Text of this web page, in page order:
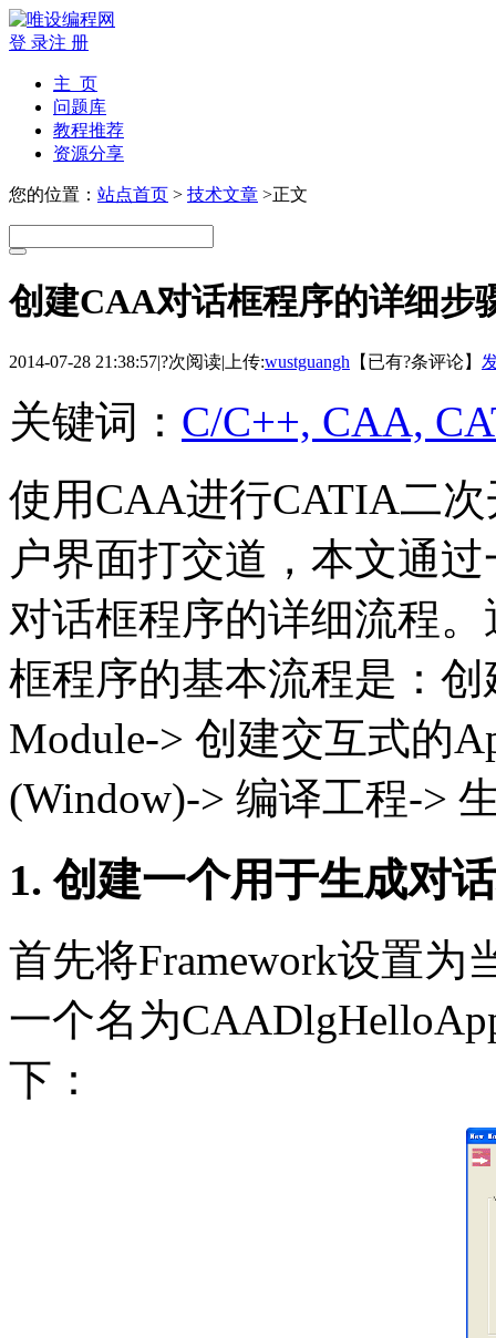
登 录注 册
主 页
问题库
教程推荐
资源分享
您的位置： 站点首页 > 技术文章 >正文
创建CAA对话框程序的详细步
2014-07-28 21:38:57|?次阅读| 上传:wustguangh 【已有?条评论】
关键词： C/C++, CAA,
使用CAA进行CATIA二
户界面打交道，本文通
对话框程序的详细流程
框程序的基本流程是：
Module-> 创建交互式的
(Window)-> 编译工程->
1. 创建一个用于生成对
首先将Framework设置
一个名为
下：